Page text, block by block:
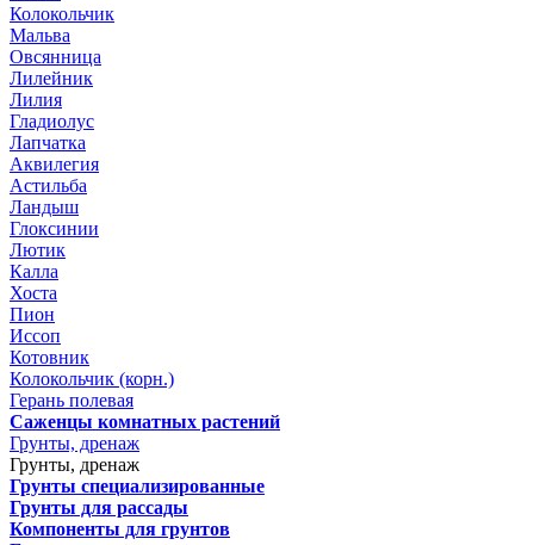
Колокольчик
Мальва
Овсянница
Лилейник
Лилия
Гладиолус
Лапчатка
Аквилегия
Астильба
Ландыш
Глоксинии
Лютик
Калла
Хоста
Пион
Иссоп
Котовник
Колокольчик (корн.)
Герань полевая
Саженцы комнатных растений
Грунты, дренаж
Грунты, дренаж
Грунты специализированные
Грунты для рассады
Компоненты для грунтов